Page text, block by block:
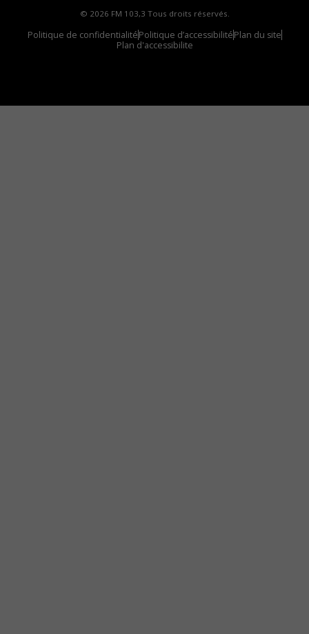
© 2026 FM 103,3 Tous droits réservés.
Politique de confidentialitéPolitique d’accessibilitéPlan du site
Plan d'accessibilite